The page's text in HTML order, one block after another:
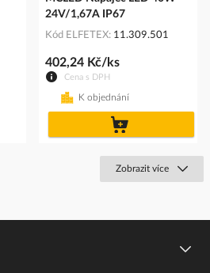
24V/1,67A IP67
Kód ELFETEX 11.309.501
Cena s DPH
402,24 Kč/ks
K objednání
Zobrazit více